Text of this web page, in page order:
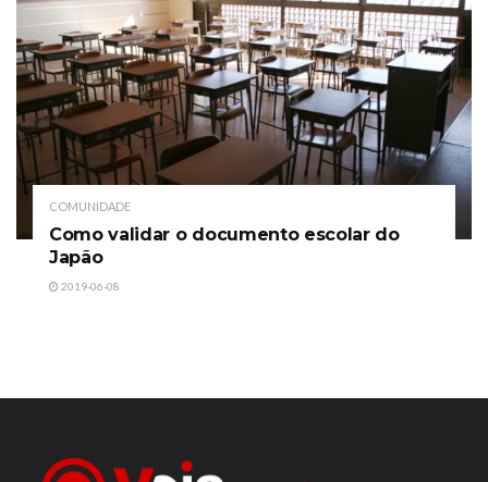
COMUNIDADE
Como validar o documento escolar do
Japão
2019-06-08